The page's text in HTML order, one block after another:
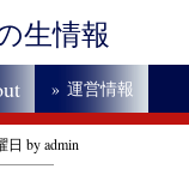
生情報
» 運営情報
日 by admin